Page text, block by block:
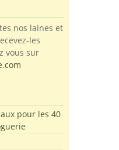
nos laines et
les
vous sur
pour les 40